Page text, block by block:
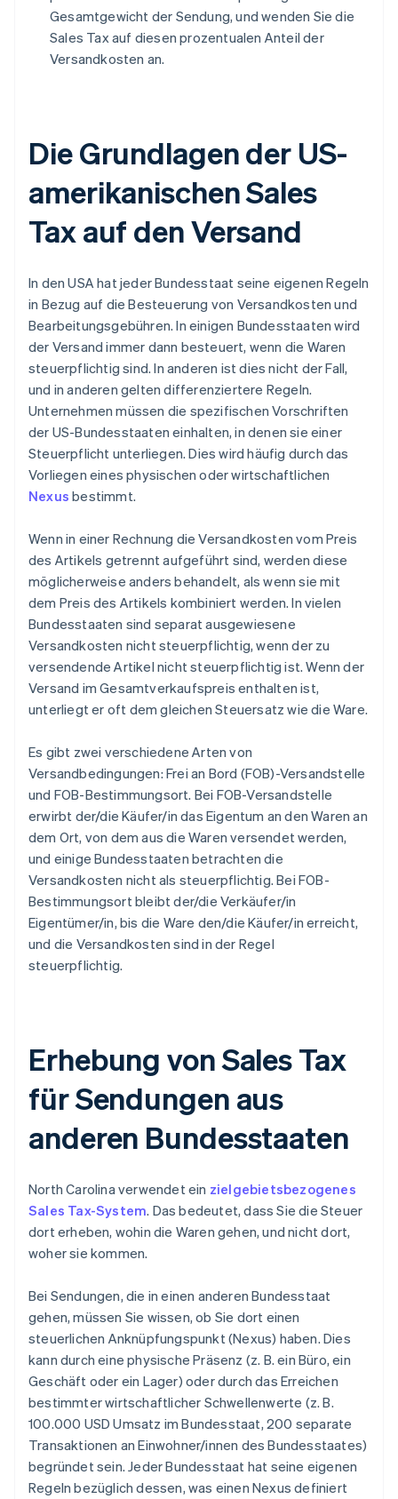
Gesamtgewicht der Sendung, und wenden Sie die
Sales Tax auf diesen prozentualen Anteil der
Versandkosten an.
Die Grundlagen der US-
amerikanischen Sales
Tax auf den Versand
In den USA hat jeder Bundesstaat seine eigenen Regeln
in Bezug auf die Besteuerung von Versandkosten und
Bearbeitungsgebühren. In einigen Bundesstaaten wird
der Versand immer dann besteuert, wenn die Waren
steuerpflichtig sind. In anderen ist dies nicht der Fall,
und in anderen gelten differenziertere Regeln.
Unternehmen müssen die spezifischen Vorschriften
der US-Bundesstaaten einhalten, in denen sie einer
Steuerpflicht unterliegen. Dies wird häufig durch das
Vorliegen eines physischen oder wirtschaftlichen
Nexus bestimmt.
Wenn in einer Rechnung die Versandkosten vom Preis
des Artikels getrennt aufgeführt sind, werden diese
möglicherweise anders behandelt, als wenn sie mit
dem Preis des Artikels kombiniert werden. In vielen
Bundesstaaten sind separat ausgewiesene
Versandkosten nicht steuerpflichtig, wenn der zu
versendende Artikel nicht steuerpflichtig ist. Wenn der
Versand im Gesamtverkaufspreis enthalten ist,
unterliegt er oft dem gleichen Steuersatz wie die Ware.
Es gibt zwei verschiedene Arten von
Versandbedingungen: Frei an Bord (FOB)-Versandstelle
und FOB-Bestimmungsort. Bei FOB-Versandstelle
erwirbt der/die Käufer/in das Eigentum an den Waren an
dem Ort, von dem aus die Waren versendet werden,
und einige Bundesstaaten betrachten die
Versandkosten nicht als steuerpflichtig. Bei FOB-
Bestimmungsort bleibt der/die Verkäufer/in
Eigentümer/in, bis die Ware den/die Käufer/in erreicht,
und die Versandkosten sind in der Regel
steuerpflichtig.
Erhebung von Sales Tax
für Sendungen aus
anderen Bundesstaaten
North Carolina verwendet ein zielgebietsbezogenes
Sales Tax-System. Das bedeutet, dass Sie die Steuer
dort erheben, wohin die Waren gehen, und nicht dort,
woher sie kommen.
Bei Sendungen, die in einen anderen Bundesstaat
gehen, müssen Sie wissen, ob Sie dort einen
steuerlichen Anknüpfungspunkt (Nexus) haben. Dies
kann durch eine physische Präsenz (z. B. ein Büro, ein
Geschäft oder ein Lager) oder durch das Erreichen
bestimmter wirtschaftlicher Schwellenwerte (z. B.
100.000 USD Umsatz im Bundesstaat, 200 separate
Transaktionen an Einwohner/innen des Bundesstaates)
begründet sein. Jeder Bundesstaat hat seine eigenen
Regeln bezüglich dessen, was einen Nexus definiert